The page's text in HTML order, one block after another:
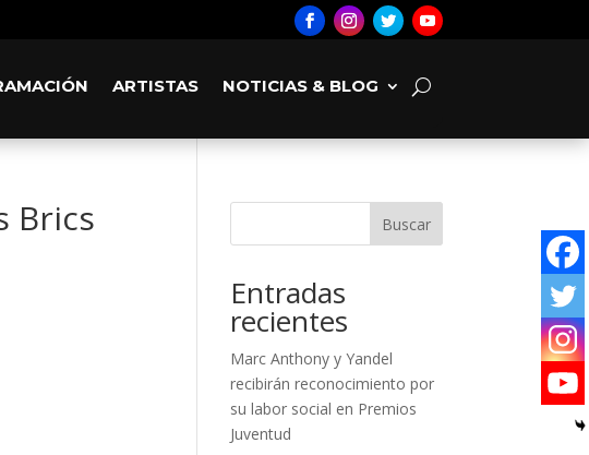
ARTISTAS NOTICIAS & BLOG
Brics Buscar
Entradas
recientes
Marc Anthony y Yandel
recibirán reconocimiento por
su labor social en Premios
Juventud